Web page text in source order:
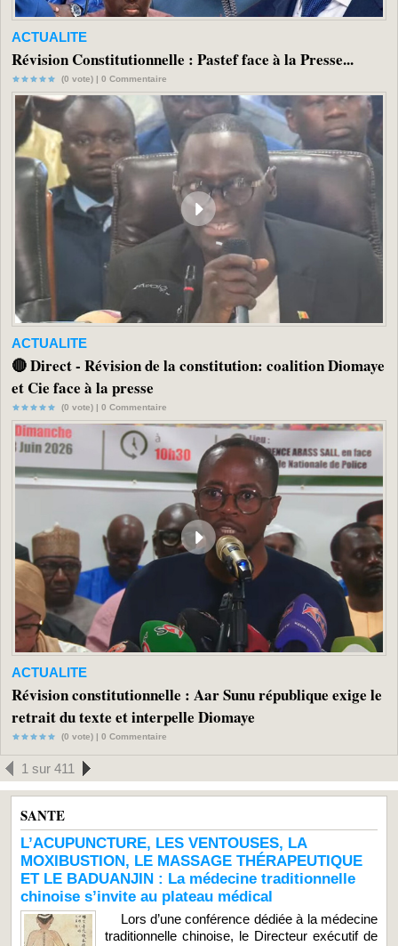
ACTUALITE
Révision Constitutionnelle : Pastef face à la Presse...
(0 vote) | 0 Commentaire
ACTUALITE
🔴 Direct - Révision de la constitution: coalition Diomaye
et Cie face à la presse
(0 vote) | 0 Commentaire
ACTUALITE
Révision constitutionnelle : Aar Sunu république exige le
retrait du texte et interpelle Diomaye
(0 vote) | 0 Commentaire
1 sur 411
SANTE
L’ACUPUNCTURE, LES VENTOUSES, LA
MOXIBUSTION, LE MASSAGE THÉRAPEUTIQUE
ET LE BADUANJIN : La médecine traditionnelle
chinoise s’invite au plateau médical
Lors d’une conférence dédiée à la médecine
traditionnelle chinoise, le Directeur exécutif de